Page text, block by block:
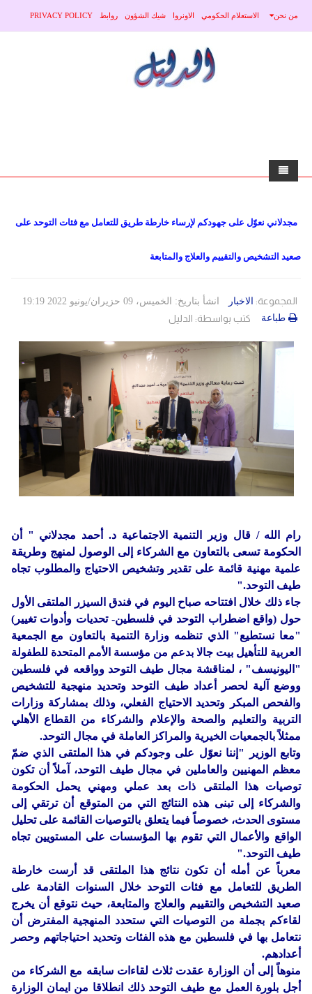
من نحن الاستعلام الحكومي الاونروا شيك الشؤون روابط PRIVACY POLICY
مجدلاني نعوّل على جهودكم لإرساء خارطة طريق للتعامل مع فئات التوحد على
صعيد التشخيص والتقييم والعلاج والمتابعة
المجموعة: الاخبار انشأ بتاريخ: الخميس، 09 حزيران/يونيو 2022 19:19
كتب بواسطة: الدليل طباعة
رام الله / قال وزير التنمية الاجتماعية د. أحمد مجدلاني " أن
الحكومة تسعى بالتعاون مع الشركاء إلى الوصول لمنهج وطريقة
علمية مهنية قائمة على تقدير وتشخيص الاحتياج والمطلوب تجاه
طيف التوحد."
جاء ذلك خلال افتتاحه صباح اليوم في فندق السيزر الملتقى الأول
حول (واقع اضطراب التوحد في فلسطين- تحديات وأدوات تغيير)
"معا نستطيع" الذي تنظمه وزارة التنمية بالتعاون مع الجمعية
العربية للتأهيل بيت جالا بدعم من مؤسسة الأمم المتحدة للطفولة
"اليونيسف" ، لمناقشة مجال طيف التوحد وواقعه في فلسطين
ووضع آلية لحصر أعداد طيف التوحد وتحديد منهجية للتشخيص
والفحص المبكر وتحديد الاحتياج الفعلي، وذلك بمشاركة وزارات
التربية والتعليم والصحة والإعلام والشركاء من القطاع الأهلي
ممثلاً بالجمعيات الخيرية والمراكز العاملة في مجال التوحد.
وتابع الوزير "إننا نعوّل على وجودكم في هذا الملتقى الذي ضمّ
معظم المهنيين والعاملين في مجال طيف التوحد، آملاً أن تكون
توصيات هذا الملتقى ذات بعد عملي ومهني يحمل الحكومة
والشركاء إلى تبنى هذه النتائج التي من المتوقع أن ترتقي إلى
مستوى الحدث، خصوصاً فيما يتعلق بالتوصيات القائمة على تحليل
الواقع والأعمال التي تقوم بها المؤسسات على المستويين تجاه
طيف التوحد."
معرباً عن أمله أن تكون نتائج هذا الملتقى قد أرست خارطة
الطريق للتعامل مع فئات التوحد خلال السنوات القادمة على
صعيد التشخيص والتقييم والعلاج والمتابعة، حيث نتوقع أن يخرج
لقاءكم بجملة من التوصيات التي ستحدد المنهجية المفترض أن
نتعامل بها في فلسطين مع هذه الفئات وتحديد احتياجاتهم وحصر
أعدادهم.
منوهاً إلى أن الوزارة عقدت ثلاث لقاءات سابقه مع الشركاء من
أجل بلورة العمل مع طيف التوحد ذلك انطلاقا من ايمان الوزارة
محلي
دولي
منوعات
حوادث
مساعدات
التنمية الاجتماعية
المنحة القطرية
الاونروا
اللاجئين
فلسطين
لبنان
روابط